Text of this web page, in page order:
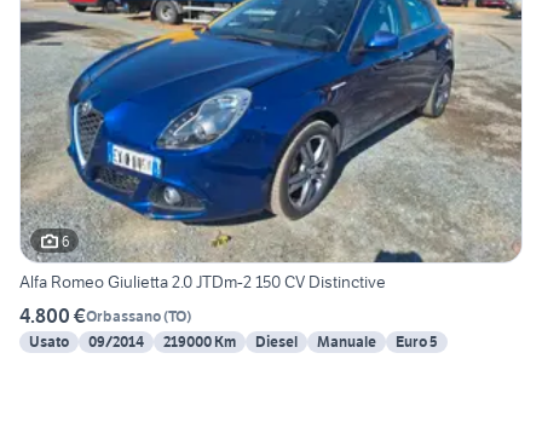
6
Alfa Romeo Giulietta 2.0 JTDm-2 150 CV Distinctive
4.800 €Orbassano(TO)
Usato
09/2014 219000 Km Diesel Manuale Euro 5